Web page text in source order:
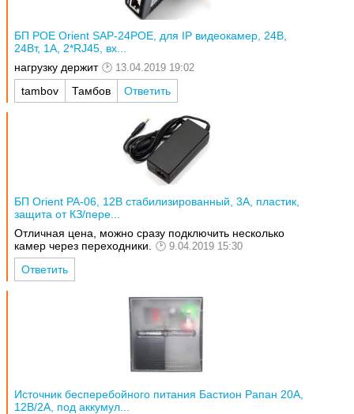
БП POE Orient SAP-24POE, для IP видеокамер, 24В,
24Вт, 1А, 2*RJ45, вх...
нагрузку держит
13.04.2019 19:02
tambov Тамбов Ответить
БП Orient PA-06, 12В стабилизированный, 3А, пластик,
защита от КЗ/пере...
Отличная цена, можно сразу подключить несколько
камер через переходники.
9.04.2019 15:30
Ответить
Источник бесперебойного питания Бастион Рапан 20А,
12В/2А, под аккумул...